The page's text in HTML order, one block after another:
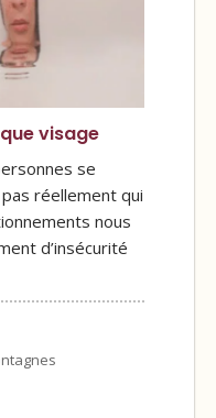
visage
se
réellement qui
nous
d’insécurité